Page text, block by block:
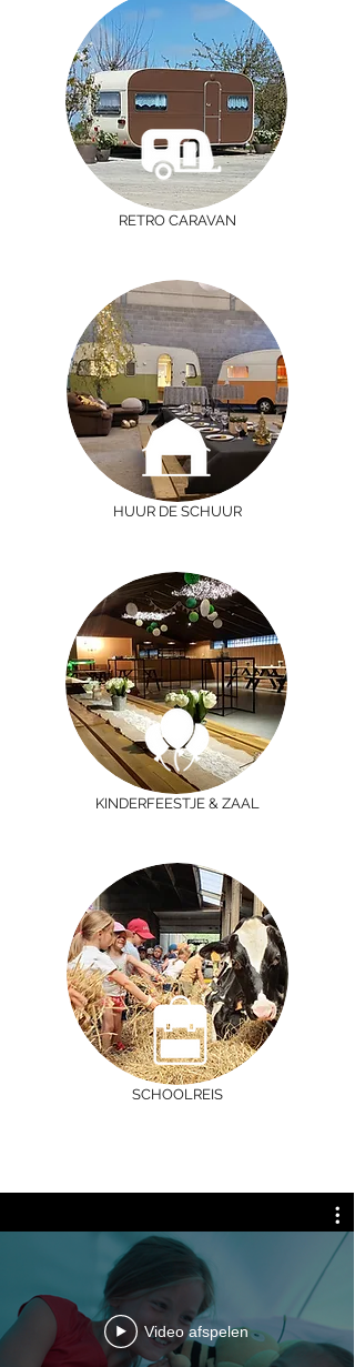
RETRO CARAVAN
HUUR DE SCHUUR
KINDERFEESTJE & ZAAL
SCHOOLREIS
Video afspelen